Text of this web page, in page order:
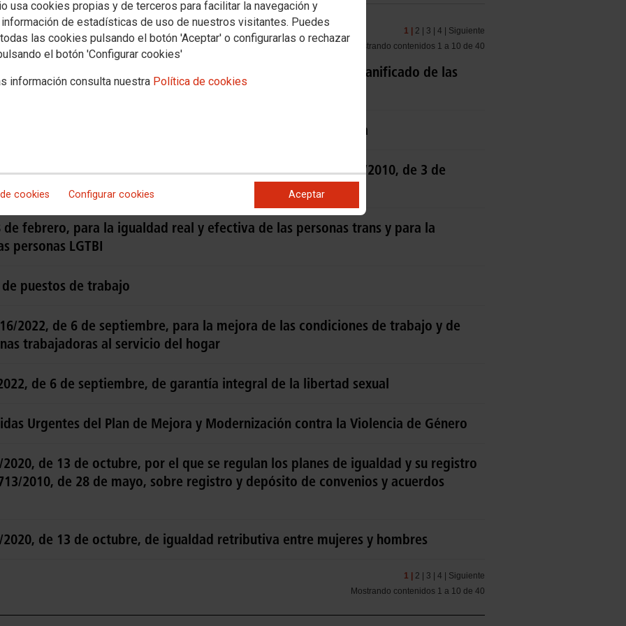
usa cookies propias y de terceros para facilitar la navegación y
de estadísticas de uso de nuestros visitantes. Puedes
las cookies pulsando el botón 'Aceptar' o configurarlas o rechazar
el botón 'Configurar cookies'
información consulta nuestra Política de cookies
cookies Configurar cookies Aceptar
1 | 2 | 3 | 4 | Siguiente
Mostrando contenidos 1 a 10 de 40
2024, de 8 de octubre, por el que se desarrolla el conjunto planificado de las
de las personas LGTBI en las empresas
de 3 de mayo, sobre el distintito Igualdad en la Empresa
de 28 de febrero, por la que se modifica la Ley Orgánica 2/2010, de 3 de
y de la interrupción voluntaria del embarazo
de febrero, para la igualdad real y efectiva de las personas trans y para la
personas LGTBI
puestos de trabajo
2022, de 6 de septiembre, para la mejora de las condiciones de trabajo y de
trabajadoras al servicio del hogar
de 6 de septiembre, de garantía integral de la libertad sexual
Urgentes del Plan de Mejora y Modernización contra la Violencia de Género
de 13 de octubre, por el que se regulan los planes de igualdad y su registro
2010, de 28 de mayo, sobre registro y depósito de convenios y acuerdos
2020, de 13 de octubre, de igualdad retributiva entre mujeres y hombres
1 | 2 | 3 | 4 | Siguiente
Mostrando contenidos 1 a 10 de 40